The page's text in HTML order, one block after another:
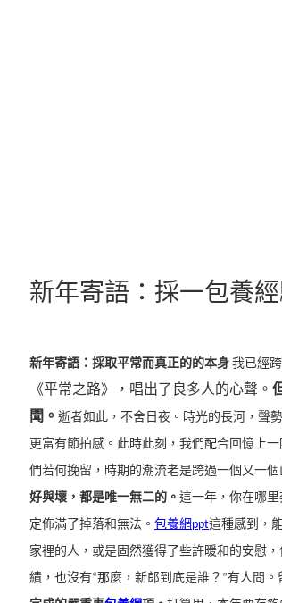
新年寄語：採一包養
新年寄語：採取平常而真正的的本身 我已經
《平常之路》，唱出了良多人的心聲。
聞 。 逝者如此，不舍日夜。時光的長河，聲
更富有節拍感。此時此刻，我們配合回憶上
們若何挽留，時期的潮流老是跨過一個又一個
好與壞，都是唯一無二的。 這一年，你在哪
定佈滿了掉落和無法。 包養網ppt這種感到，
家裡的人，或是固然獲得了些許暖和的安慰
績，也沒有“那麼，新郎到底是誰？”有人問